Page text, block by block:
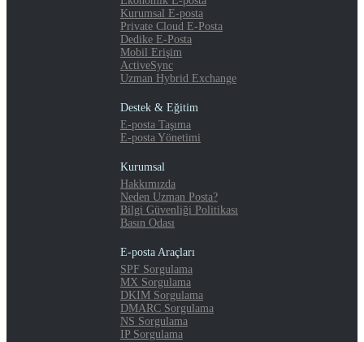
Kurumsal E-posta
Private Cloud E-Posta
Dedike E-Posta
Mobil Erişim
ActiveSync
Uzman Hybrid Exchange
Destek & Eğitim
E-posta Taşıma
E-posta Yönetimi
Kurumsal
Hakkımızda
Neden Uzman Posta?
Bilgi Güvenliği Politikası
Basın Odası
E-posta Araçları
SPF Sorgulama
MX Sorgulama
DKIM Sorgulama
DMARC Sorgulama
NS Sorgulama
IP Sorgulama